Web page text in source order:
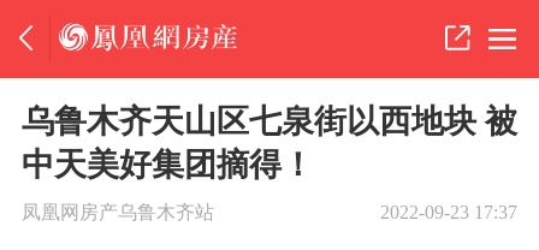
乌鲁木齐天山区七泉街以西地块 被
中天美好集团摘得！
凤凰网房产乌鲁木齐站 2022-09-23 17:37